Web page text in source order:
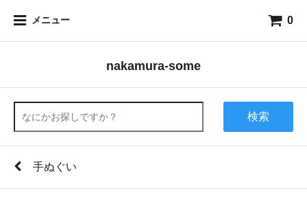
メニュー 0
nakamura-some
検索
手ぬぐい